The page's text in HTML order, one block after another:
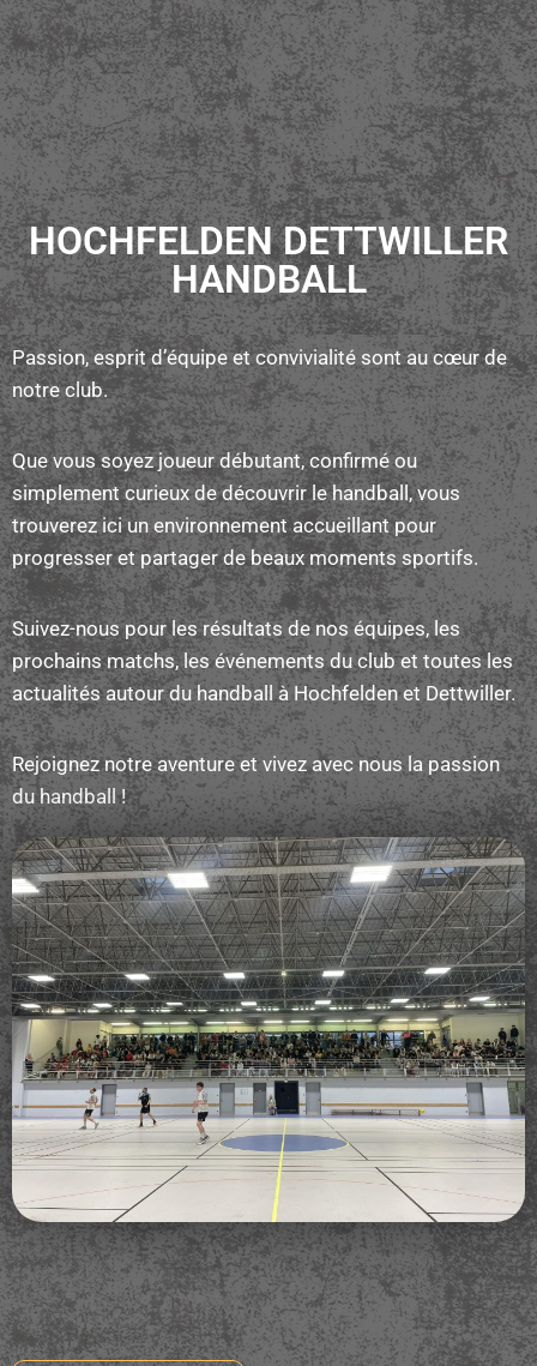
HOCHFELDEN DETTWILLER
HANDBALL
Passion, esprit d’équipe et convivialité sont au cœur de
notre club.
Que vous soyez joueur débutant, confirmé ou
simplement curieux de découvrir le handball, vous
trouverez ici un environnement accueillant pour
progresser et partager de beaux moments sportifs.
Suivez-nous pour les résultats de nos équipes, les
prochains matchs, les événements du club et toutes les
actualités autour du handball à Hochfelden et Dettwiller.
Rejoignez notre aventure et vivez avec nous la passion
du handball !